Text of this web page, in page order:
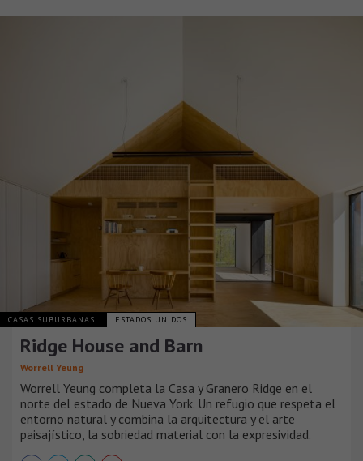
CASAS SUBURBANAS ESTADOS UNIDOS
Ridge House and Barn
Worrell Yeung
Worrell Yeung completa la Casa y Granero Ridge en el
norte del estado de Nueva York. Un refugio que respeta el
entorno natural y combina la arquitectura y el arte
paisajístico, la sobriedad material con la expresividad.